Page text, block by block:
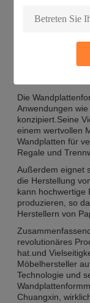
Eine der
präzisen
verfügt
Die
Anwendungen
konzipiert.Seine
einem wertvollen
Wandplatten für
Regale und
Außerdem eignet
die Herstellung
kann hochwertige
produzieren, so
Herstellern von
revolutionäres
hat.und
Möbelhersteller
Technologie und
Chuangxin,